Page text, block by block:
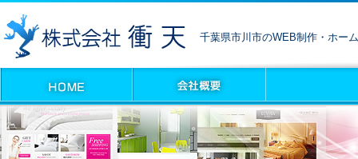
千葉県市川市のWEB制作・ホー